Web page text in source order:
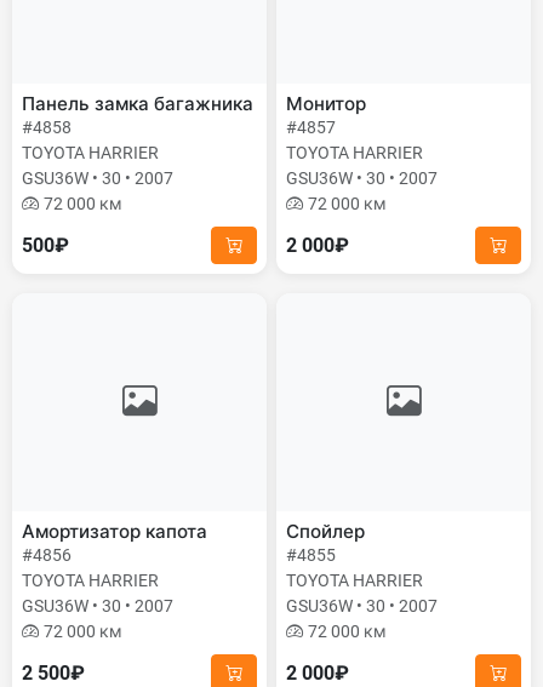
Панель замка багажника
#4858
TOYOTA HARRIER
GSU36W • 30 • 2007
72 000 км
500₽
Монитор
#4857
TOYOTA HARRIER
GSU36W • 30 • 2007
72 000 км
2 000₽
Амортизатор капота
#4856
TOYOTA HARRIER
GSU36W • 30 • 2007
72 000 км
2 500₽
Спойлер
#4855
TOYOTA HARRIER
GSU36W • 30 • 2007
72 000 км
2 000₽